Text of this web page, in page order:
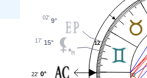
12
9°
02'
15°
17'
0°
22'